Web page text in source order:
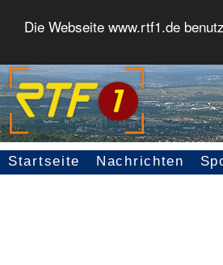
Die Webseite www.rtf1.de
Seitennavigation
Startseite Nachrichten